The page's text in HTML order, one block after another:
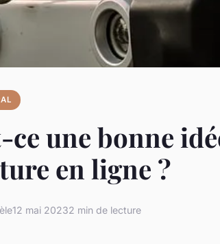
ce une bonne
en ligne ?
12 mai 20232 min de lecture